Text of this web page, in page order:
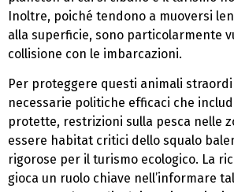
Inoltre, poiché tendono a muoversi
alla superficie, sono particolarmente
collisione con le imbarcazioni.
Per proteggere questi animali
necessarie politiche efficaci che
protette, restrizioni sulla pesca nelle
essere habitat critici dello squalo
rigorose per il turismo ecologico. La
gioca un ruolo chiave nell’informare